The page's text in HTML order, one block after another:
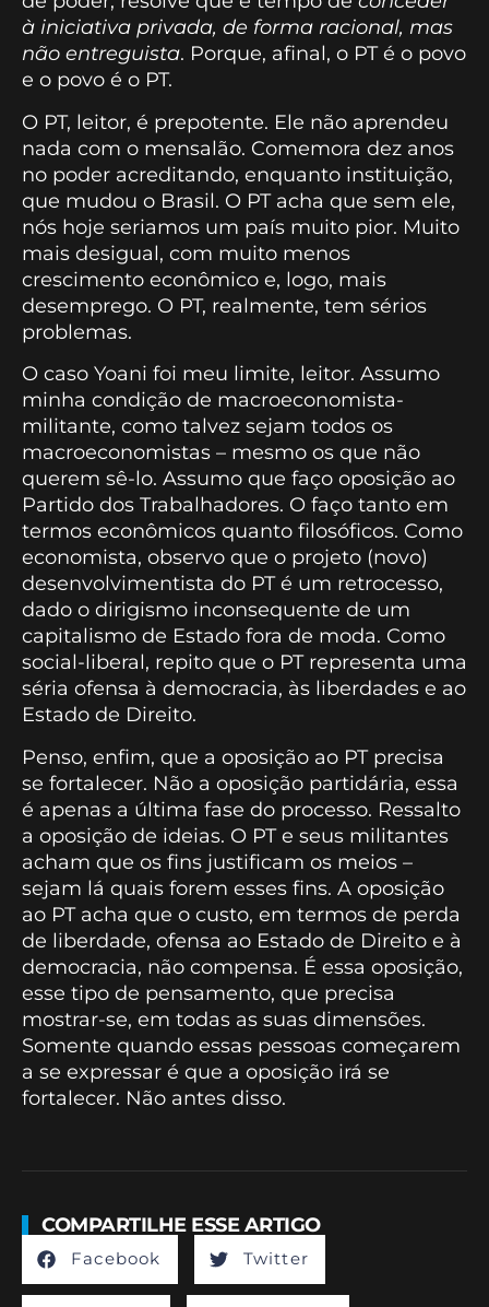
à iniciativa privada, de forma racional, mas
não entreguista. Porque, afinal, o PT é o povo
e o povo é o PT.
O PT, leitor, é prepotente. Ele não aprendeu
nada com o mensalão. Comemora dez anos
no poder acreditando, enquanto instituição,
que mudou o Brasil. O PT acha que sem ele,
nós hoje seriamos um país muito pior. Muito
mais desigual, com muito menos
crescimento econômico e, logo, mais
desemprego. O PT, realmente, tem sérios
problemas.
O caso Yoani foi meu limite, leitor. Assumo
minha condição de macroeconomista-
militante, como talvez sejam todos os
macroeconomistas – mesmo os que não
querem sê-lo. Assumo que faço oposição ao
Partido dos Trabalhadores. O faço tanto em
termos econômicos quanto filosóficos. Como
economista, observo que o projeto (novo)
desenvolvimentista do PT é um retrocesso,
dado o dirigismo inconsequente de um
capitalismo de Estado fora de moda. Como
social-liberal, repito que o PT representa uma
séria ofensa à democracia, às liberdades e ao
Estado de Direito.
Penso, enfim, que a oposição ao PT precisa
se fortalecer. Não a oposição partidária, essa
é apenas a última fase do processo. Ressalto
a oposição de ideias. O PT e seus militantes
acham que os fins justificam os meios –
sejam lá quais forem esses fins. A oposição
ao PT acha que o custo, em termos de perda
de liberdade, ofensa ao Estado de Direito e à
democracia, não compensa. É essa oposição,
esse tipo de pensamento, que precisa
mostrar-se, em todas as suas dimensões.
Somente quando essas pessoas começarem
a se expressar é que a oposição irá se
fortalecer. Não antes disso.
COMPARTILHE ESSE ARTIGO
Facebook Twitter